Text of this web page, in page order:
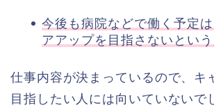
今後も病院などで働く予定
アアップを目指さないという
仕事内容が決まっているので、キ
目指したい人には向いていないで